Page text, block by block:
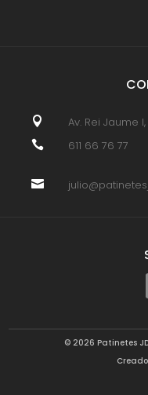
 Av. Rei Jaume
 611 66 76 77

© 2026 Patinetes